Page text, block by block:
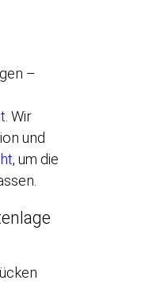
–
. Wir
und
, um die